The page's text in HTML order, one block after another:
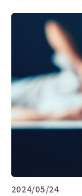
2024/05/24